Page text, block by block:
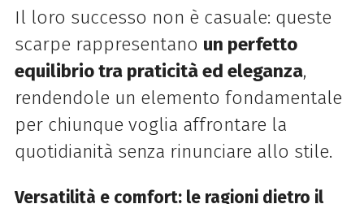
Il loro successo non è casuale: queste
scarpe rappresentano un perfetto
equilibrio tra praticità ed eleganza,
rendendole un elemento fondamentale
per chiunque voglia affrontare la
quotidianità senza rinunciare allo stile.
Versatilità e comfort: le ragioni dietro il